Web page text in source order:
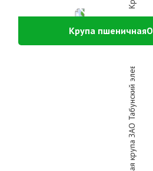
Крупа